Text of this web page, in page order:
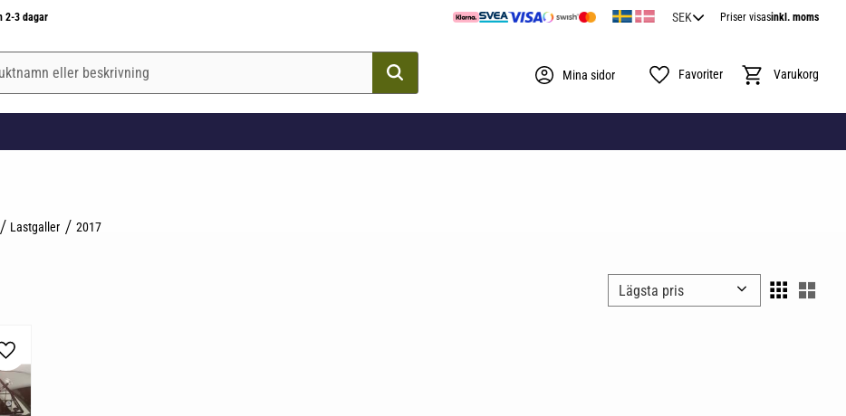
2-3 dagar Priser visasinkl. moms
Mina sidor Favoriter Kundvagn
Lastgaller 2017
Välj sortering
Lägg till i favoriter